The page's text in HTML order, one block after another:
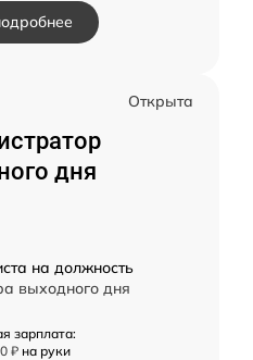
Открыта
дня
на должность
выходного дня
зарплата:
₽ на руки